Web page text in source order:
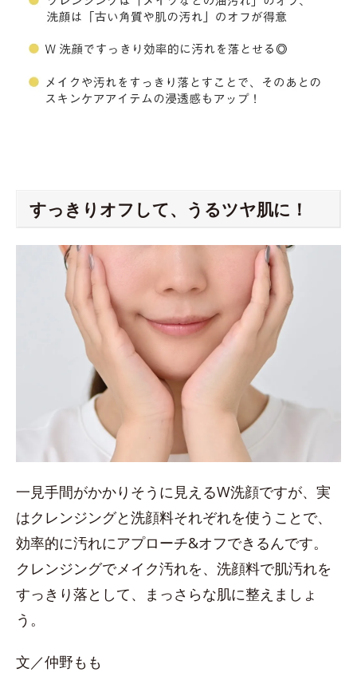
すっきりオフして、うるツヤ肌に！
一見手間がかかりそうに見えるW洗顔ですが、実
はクレンジングと洗顔料それぞれを使うことで、
効率的に汚れにアプローチ&オフできるんです。
クレンジングでメイク汚れを、洗顔料で肌汚れを
すっきり落として、まっさらな肌に整えましょ
う。
文／仲野もも